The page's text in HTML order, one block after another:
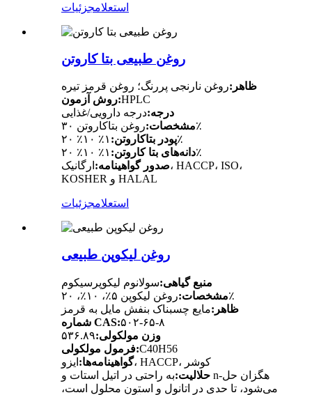
استعلامجزئیات
روغن طبیعی بتا کاروتن
ظاهر:روغن نارنجی پررنگ؛ روغن قرمز تیره
روش آزمون:HPLC
درجه:درجه دارویی/غذایی
مشخصات:روغن بتاکاروتن ۳۰٪
پودر بتاکاروتن:۱٪ ۱۰٪ ۲۰٪
دانه‌های بتا کاروتن:۱٪ ۱۰٪ ۲۰٪
صدور گواهینامه: ارگانیک، HACCP، ISO،
KOSHER و HALAL
استعلامجزئیات
روغن لیکوپن طبیعی
منبع گیاهی:سولانوم لیکوپرسیکوم
مشخصات:روغن لیکوپن ۵٪، ۱۰٪، ۲۰٪
ظاهر:مایع چسبناک بنفش مایل به قرمز
شماره CAS:۵۰۲-۶۵-۸
وزن مولکولی:۵۳۶.۸۹
فرمول مولکولی:C40H56
گواهینامه‌ها:
ایزو، HACCP، کوشر
حلالیت:به راحتی در اتیل استات و n-هگزان حل
می‌شود، تا حدی در اتانول و استون محلول است،